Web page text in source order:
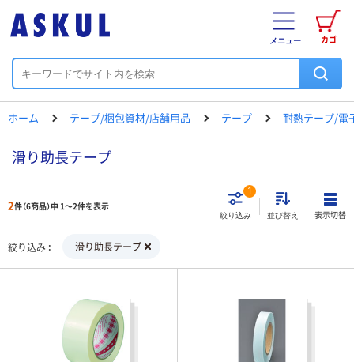
カゴ
メニュー
ホーム テープ/梱包資材/店舗用品 テープ 耐熱テープ/電
滑り助長テープ
2件（6商品）中 1～2件を表示
絞り込み
1
並び替え 表示切替
絞り込み 滑り助長テープ